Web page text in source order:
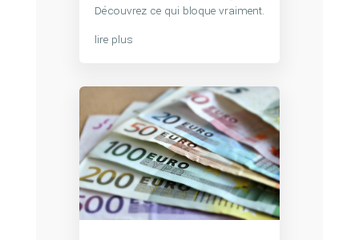
Découvrez ce qui bloque vraiment.
lire plus